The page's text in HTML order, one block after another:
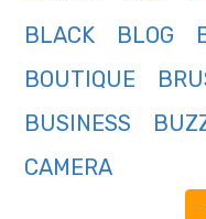
BLACK
BLOG
BOUTIQUE
BUSINESS
CAMERA